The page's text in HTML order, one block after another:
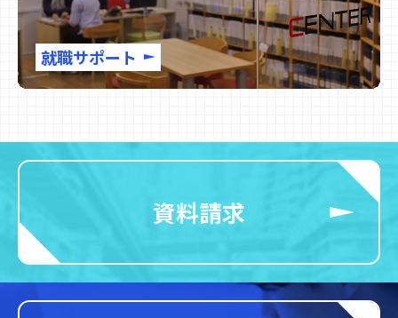
就職サポート
資料請求